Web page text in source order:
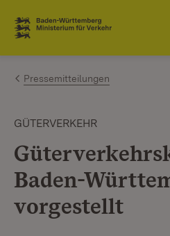
Zum Inhalt springen
Link zur Startseite
Pressemitteilungen
GÜTERVERKEHR
Baden-
vorgestellt